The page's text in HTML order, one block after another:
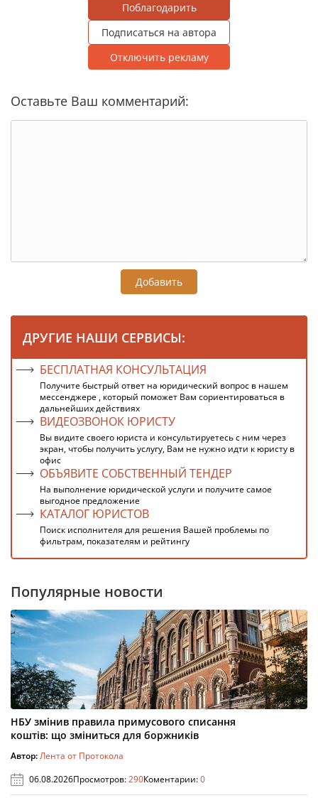
Поблагодарить
Подписаться на автора
Отключить рекламу
Оставьте Ваш комментарий:
Добавить
ДРУГИЕ НАШИ СЕРВИСЫ:
БЕСПЛАТНАЯ КОНСУЛЬТАЦИЯ
Получите быстрый ответ на юридический вопрос в нашем
мессенджере , который поможет Вам сориентироваться в
дальнейших действиях
ВИДЕОЗВОНОК ЮРИСТУ
Вы видите своего юриста и консультируетесь с ним через
экран, чтобы получить услугу, Вам не нужно идти к юристу в
офис
ОБЪЯВИТЕ СОБСТВЕННЫЙ ТЕНДЕР
На выполнение юридической услуги и получите самое
выгодное предложение
КАТАЛОГ ЮРИСТОВ
Поиск исполнителя для решения Вашей проблемы по
фильтрам, показателям и рейтингу
Популярные новости
НБУ змінив правила примусового списання
коштів: що зміниться для боржників
Автор:Лента от Протокола
06.08.2026Просмотров:290Коментарии:0